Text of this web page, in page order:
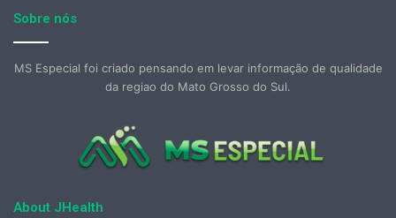
Sobre nós
MS Especial foi criado pensando em levar informação de qualidade
da regiao do Mato Grosso do Sul.
About JHealth